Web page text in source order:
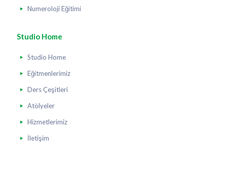
Numeroloji Eğitimi
Studio Home
Studio Home
Eğitmenlerimiz
Ders Çeşitleri
Atölyeler
Hizmetlerimiz
İletişim